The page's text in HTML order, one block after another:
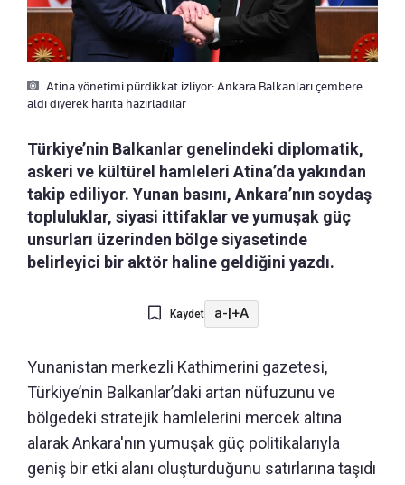
Atina yönetimi pürdikkat izliyor: Ankara Balkanları çembere
aldı diyerek harita hazırladılar
Türkiye’nin Balkanlar genelindeki diplomatik,
askeri ve kültürel hamleleri Atina’da yakından
takip ediliyor. Yunan basını, Ankara’nın soydaş
topluluklar, siyasi ittifaklar ve yumuşak güç
unsurları üzerinden bölge siyasetinde
belirleyici bir aktör haline geldiğini yazdı.
Kaydet a- +A
Yunanistan merkezli Kathimerini gazetesi,
Türkiye’nin Balkanlar’daki artan nüfuzunu ve
bölgedeki stratejik hamlelerini mercek altına
alarak Ankara'nın yumuşak güç politikalarıyla
geniş bir etki alanı oluşturduğunu satırlarına taşıdı